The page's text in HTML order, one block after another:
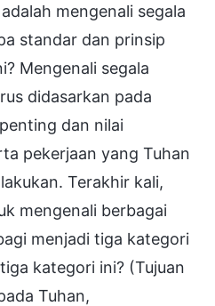
mengenali segala
standar dan prinsip
Mengenali segala
didasarkan pada
dan nilai
pekerjaan yang Tuhan
Terakhir kali,
mengenali berbagai
menjadi tiga kategori
kategori ini? (Tujuan
Tuhan,